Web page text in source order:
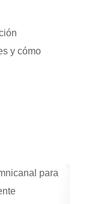
y cómo